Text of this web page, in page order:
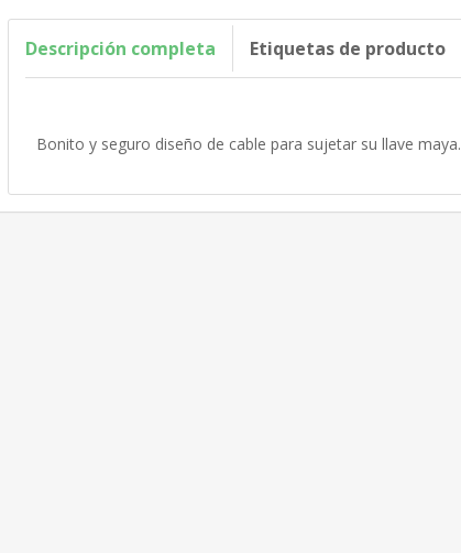
Descripción completa Etiquetas de producto
Bonito y seguro diseño de cable para sujetar su llave maya.